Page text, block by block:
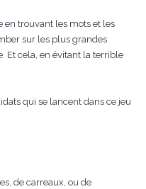
en trouvant les mots et les
sur les plus grandes
Et cela, en évitant la terrible
qui se lancent dans ce jeu
de carreaux, ou de